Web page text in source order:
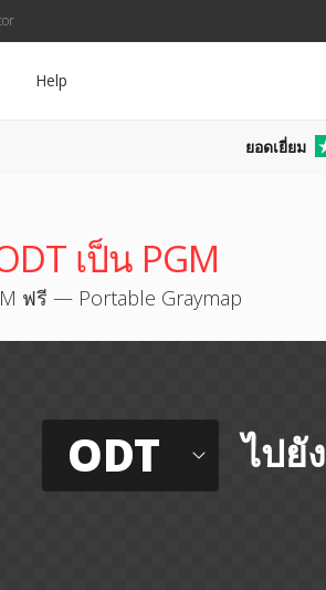
Help
ยอดเยี่ยม
เป็น PGM
ฟรี — Portable Graymap
ODT ไปยัง